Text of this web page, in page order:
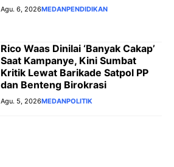
Agu. 6, 2026MEDANPENDIDIKAN
Rico Waas Dinilai ‘Banyak Cakap’
Saat Kampanye, Kini Sumbat
Kritik Lewat Barikade Satpol PP
dan Benteng Birokrasi
Agu. 5, 2026MEDANPOLITIK